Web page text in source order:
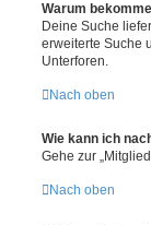
Warum
Deine Suche
erweiterte Suche
Unterforen.
Nach oben
Wie kann ich
Gehe zur
Nach oben